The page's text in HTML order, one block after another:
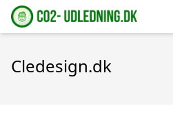
Cledesign.dk